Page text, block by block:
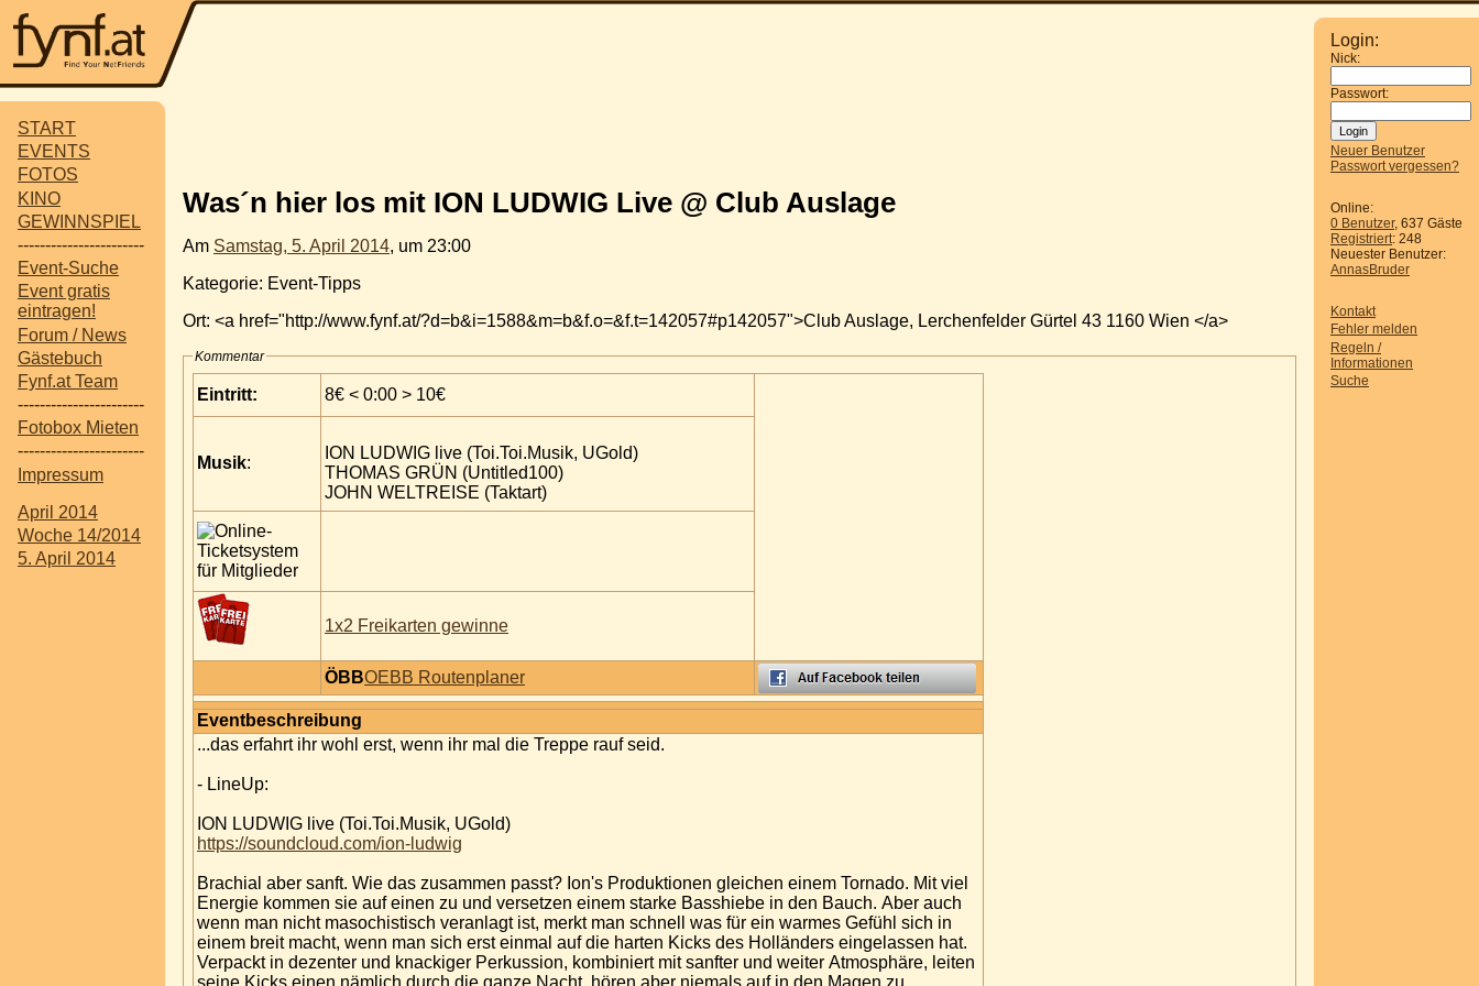
START
EVENTS
FOTOS
KINO
GEWINNSPIEL
-----------------------
Event-Suche
Event gratis
eintragen!
Forum / News
Gästebuch
Fynf.at Team
-----------------------
Fotobox Mieten
-----------------------
Impressum
April 2014
Woche 14/2014
5. April 2014
Login:
Nick:
Passwort:
Neuer Benutzer
Passwort vergessen?
Online:
0 Benutzer, 637 Gäste
Registriert: 248
Neuester Benutzer:
AnnasBruder
Kontakt
Fehler melden
Regeln /
Informationen
Suche
Was´n hier los mit ION LUDWIG Live @ Club Auslage
Am Samstag, 5. April 2014, um 23:00
Kategorie: Event-Tipps
Ort: <a href="http://www.fynf.at/?d=b&i=1588&m=b&f.o=&f.t=142057#p142057">Club Auslage, Lerchenfelder Gürtel 43 1160 Wien </a>
Kommentar
Eintritt: 8€ < 0:00 > 10€
Musik:
ION LUDWIG live (Toi.Toi.Musik, UGold)
THOMAS GRÜN (Untitled100)
JOHN WELTREISE (Taktart)
1x2 Freikarten gewinne
ÖBBOEBB Routenplaner
Eventbeschreibung
...das erfahrt ihr wohl erst, wenn ihr mal die Treppe rauf seid.
- LineUp:
ION LUDWIG live (Toi.Toi.Musik, UGold)
https://soundcloud.com/ion-ludwig
Brachial aber sanft. Wie das zusammen passt? Ion's Produktionen gleichen einem Tornado. Mit viel
Energie kommen sie auf einen zu und versetzen einem starke Basshiebe in den Bauch. Aber auch
wenn man nicht masochistisch veranlagt ist, merkt man schnell was für ein warmes Gefühl sich in
einem breit macht, wenn man sich erst einmal auf die harten Kicks des Holländers eingelassen hat.
Verpackt in dezenter und knackiger Perkussion, kombiniert mit sanfter und weiter Atmosphäre, leiten
seine Kicks einen nämlich durch die ganze Nacht, hören aber niemals auf in den Magen zu